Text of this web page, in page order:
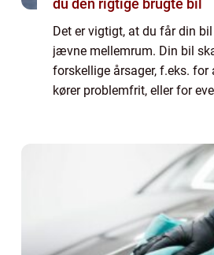
du den rigtige brugte bil
Det er vigtigt, at du får din
jævne mellemrum. Din bil
forskellige årsager, f.eks. for
kører problemfrit, eller for